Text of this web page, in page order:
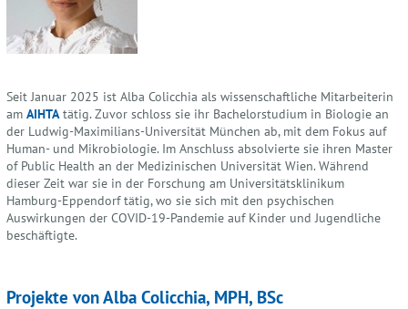
Seit Januar 2025 ist Alba Colicchia als wissenschaftliche Mitarbeiterin
am AIHTAtätig. Zuvor schloss sie ihr Bachelorstudium in Biologie an
der Ludwig-Maximilians-Universität München ab, mit dem Fokus auf
Human- und Mikrobiologie. Im Anschluss absolvierte sie ihren Master
of Public Health an der Medizinischen Universität Wien. Während
dieser Zeit war sie in der Forschung am Universitätsklinikum
Hamburg-Eppendorf tätig, wo sie sich mit den psychischen
Auswirkungen der COVID-19-Pandemie auf Kinder und Jugendliche
beschäftigte.
Projekte von Alba Colicchia, MPH, BSc